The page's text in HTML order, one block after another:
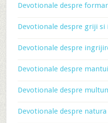
Devotionale despre
Devotionale despre griji
Devotionale despre
Devotionale despre
Devotionale despre
Devotionale despre natura